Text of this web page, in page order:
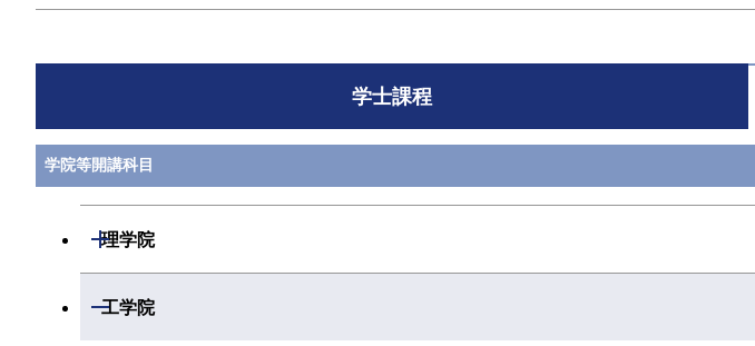
学士課程
学院等開講科目
理学院
開閉
工学院
開閉